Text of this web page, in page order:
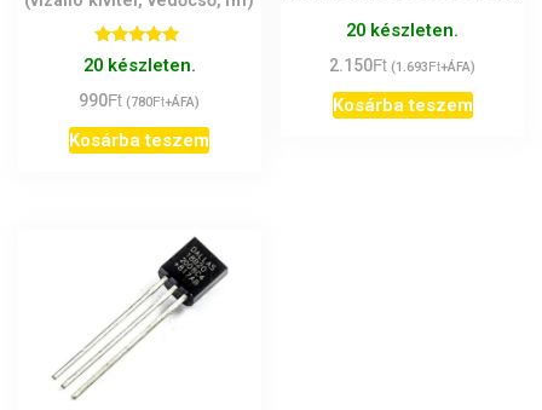
Értékelés:
5.00
20 készleten.
990Ft (780Ft+ÁFA)
Kosárba teszem
20 készleten.
2.150Ft (1.693Ft+ÁFA)
Kosárba teszem